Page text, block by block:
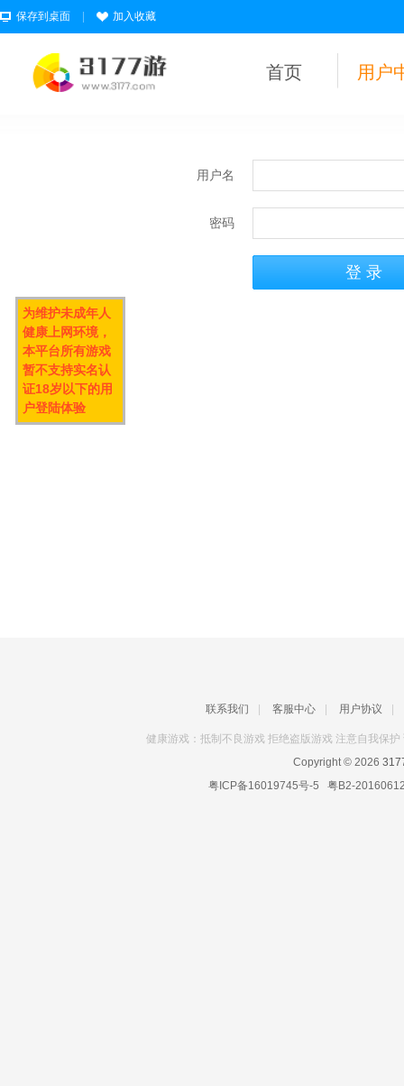
保存到桌面 加入收藏
首页 用户
用户名
密码
联系我们 客服中心 用户协议
健康游戏：抵制不良游戏 拒绝盗版游戏 注意自我保
Copyright © 2026
粤ICP备16019745号-5 粤B2-
为维护未成年人
健康上网环境，
本平台所有游戏
暂不支持实名认
证18岁以下的用
户登陆体验